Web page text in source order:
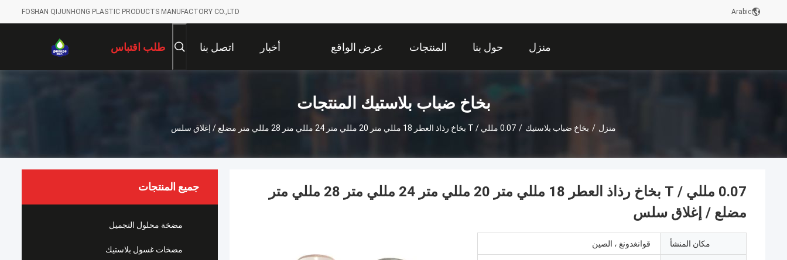
FOSHAN QIJUNHONG PLASTIC PRODUCTS MANUFACTORY CO.,LTD Arabic
منزل حول بنا المنتجات عرض الواقع
الافتراضي
أخبار اتصل بنا طلب اقتباس
بخاخ ضباب بلاستيك المنتجات
منزل / بخاخ ضباب بلاستيك / 0.07 مللي / T بخاخ رذاذ العطر 18 مللي متر 20 مللي متر 24 مللي متر 28 مللي متر مضلع / إغلاق سلس
جميع المنتجات
مضخة محلول التجميل
مضخات غسول بلاستيك
0.07 مللي / T بخاخ رذاذ العطر 18 مللي متر 20 مللي متر 24 مللي متر 28 مللي متر
مضلع / إغلاق سلس
مكان المنشأ قوانغدونغ ، الصين